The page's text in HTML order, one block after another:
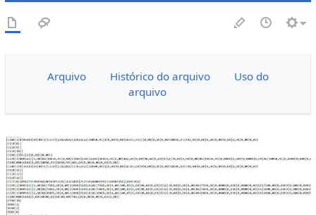
Arquivo Histórico do arquivo
Uso do
arquivo